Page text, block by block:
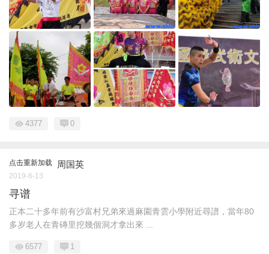
4377 0
点击重新加载 周国英
2019-6-13
寻谱
正本二十多年前有沙富村兄弟來過麻園青雲小學附近尋譜，當年80
多岁老人在青磚里挖幾個洞才拿出來 ...
6577 1